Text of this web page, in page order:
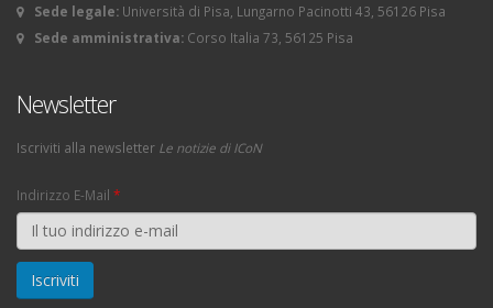
Sede legale: Università di Pisa, Lungarno Pacinotti 43, 56126 Pisa
Sede amministrativa: Corso Italia 73, 56125 Pisa
Newsletter
Iscriviti alla newsletter Le notizie di ICoN
Indirizzo E-Mail *